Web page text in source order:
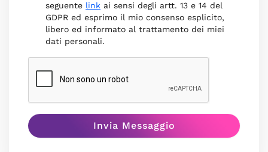
seguente link ai sensi degli artt. 13 e 14 del
GDPR ed esprimo il mio consenso esplicito,
libero ed informato al trattamento dei miei
dati personali.